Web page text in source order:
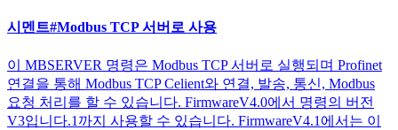
시멘트#Modbus TCP 서버로 사용
이 MBSERVER 명령은 Modbus TCP 서버로 실행되며 Profinet
연결을 통해 Modbus TCP Celient와 연결, 발송, 통신, Modbus
요청 처리를 할 수 있습니다. FirmwareV4.0에서 명령의 버전
V3입니다.1까지 사용할 수 있습니다. FirmwareV4.1에서는 이